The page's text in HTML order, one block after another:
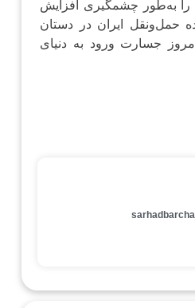
به‌طور چشمگیری افزایش
حمل‌ونقل ایران در دستان
جسارت ورود به دنیای